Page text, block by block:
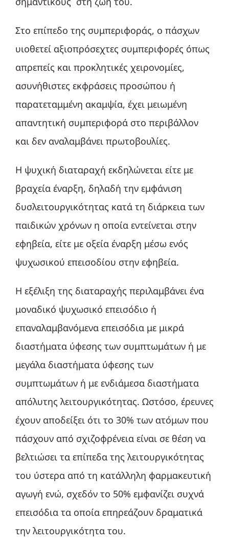
Στο επίπεδο της συμπεριφοράς, ο πάσχων
υιοθετεί αξιοπρόσεχτες συμπεριφορές όπως
απρεπείς και προκλητικές χειρονομίες,
ασυνήθιστες εκφράσεις προσώπου ή
παρατεταμμένη ακαμψία, έχει μειωμένη
απαντητική συμπεριφορά στο περιβάλλον
και δεν αναλαμβάνει πρωτοβουλίες.
Η ψυχική διαταραχή εκδηλώνεται είτε με
βραχεία έναρξη, δηλαδή την εμφάνιση
δυσλειτουργικότητας κατά τη διάρκεια των
παιδικών χρόνων η οποία εντείνεται στην
εφηβεία, είτε με οξεία έναρξη μέσω ενός
ψυχωσικού επεισοδίου στην εφηβεία.
Η εξέλιξη της διαταραχής περιλαμβάνει ένα
μοναδικό ψυχωσικό επεισόδιο ή
επαναλαμβανόμενα επεισόδια με μικρά
διαστήματα ύφεσης των συμπτωμάτων ή με
μεγάλα διαστήματα ύφεσης των
συμπτωμάτων ή με ενδιάμεσα διαστήματα
απόλυτης λειτουργικότητας. Ωστόσο, έρευνες
έχουν αποδείξει ότι το 30% των ατόμων που
πάσχουν από σχιζοφρένεια είναι σε θέση να
βελτιώσει τα επίπεδα της λειτουργικότητας
του ύστερα από τη κατάλληλη φαρμακευτική
αγωγή ενώ, σχεδόν το 50% εμφανίζει συχνά
επεισόδια τα οποία επηρεάζουν δραματικά
την λειτουργικότητα του.